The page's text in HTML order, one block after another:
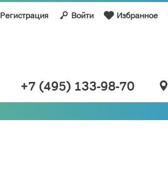
Регистрация Войти Избранное
+7 (495) 133-98-70